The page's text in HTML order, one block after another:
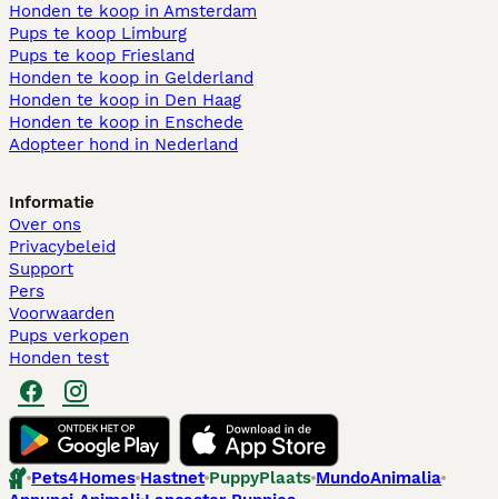
Honden te koop in Amsterdam
Pups te koop Limburg​
Pups te koop Friesland​
Honden te koop in Gelderland
Honden te koop in Den Haag
Honden te koop in Enschede
Adopteer hond in Nederland
Informatie
Over ons
Privacybeleid
Support
Pers
Voorwaarden
Pups verkopen
Honden test
Pets4Homes Hastnet PuppyPlaats MundoAnimalia